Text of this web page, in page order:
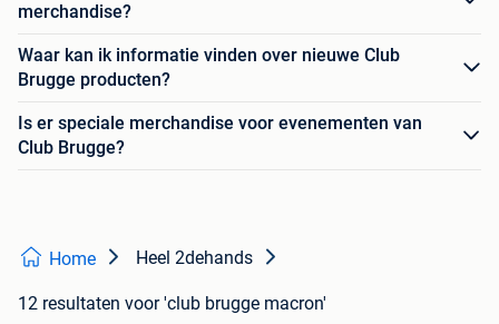
merchandise?
Waar kan ik informatie vinden over nieuwe Club
Brugge producten?
Is er speciale merchandise voor evenementen van
Club Brugge?
Home Heel 2dehands
12 resultaten voor 'club brugge macron'